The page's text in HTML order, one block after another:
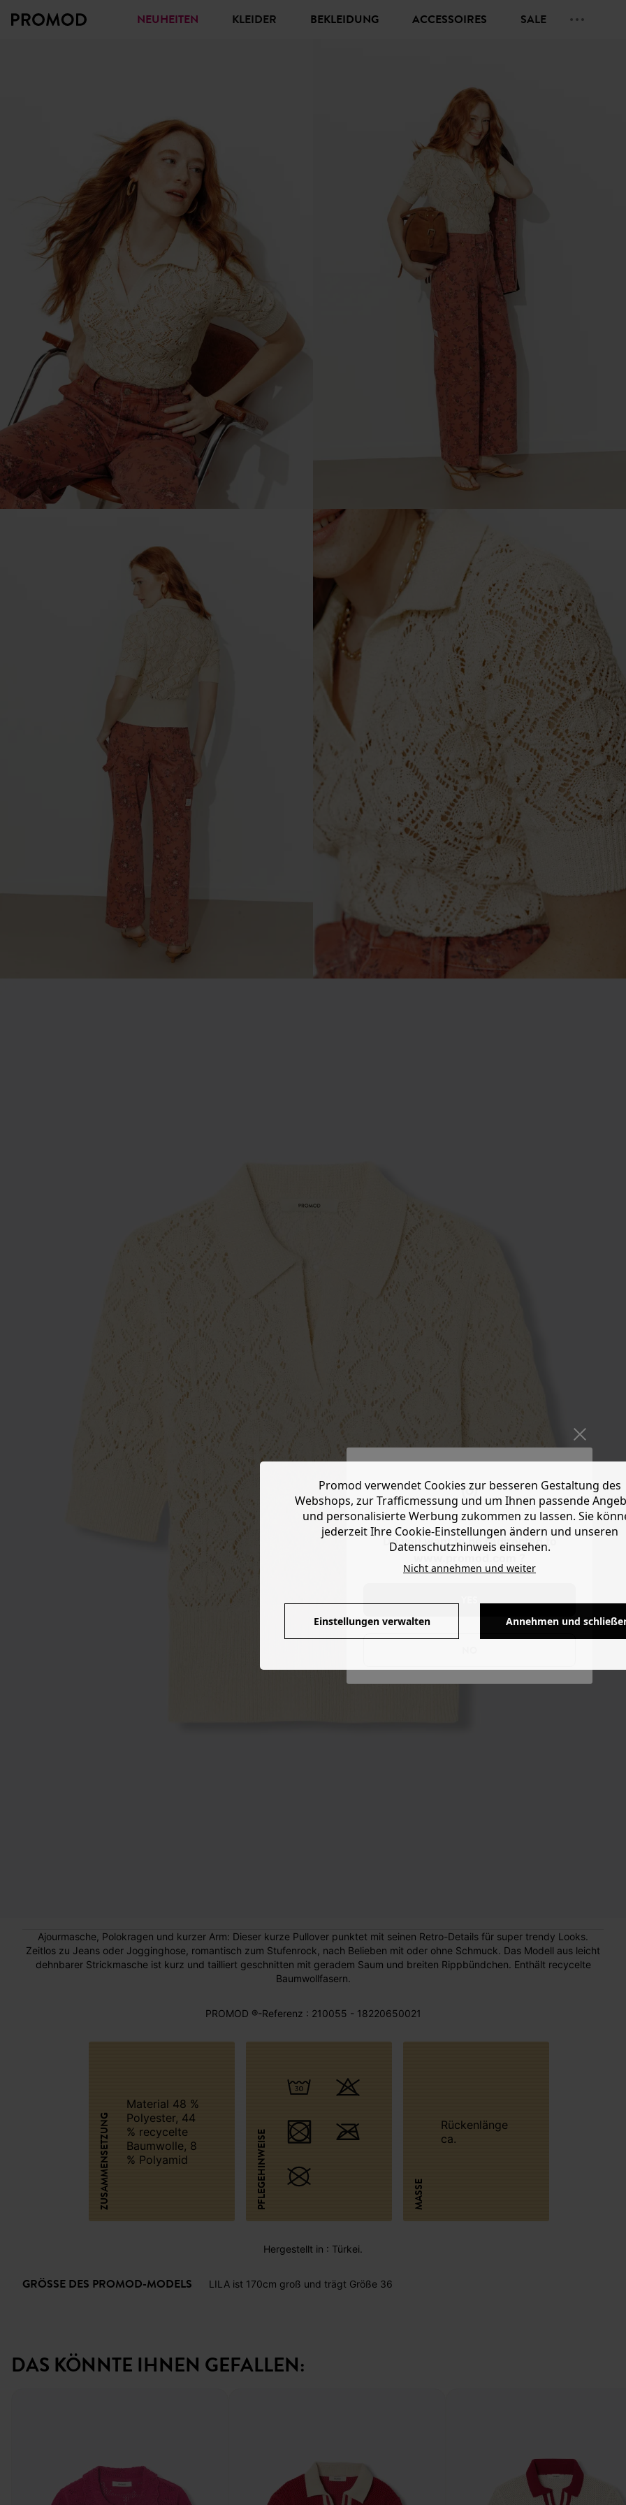
Do you want to be redirected to
NEUHEITEN KLEIDER BEKLEIDUNG ACCESSOIRES SALE
Ajourmasche, Polokragen und kurzer Arm: Dieser kurze Pullover punktet mit seinen Retro-Details für super trendy Looks.
Zeitlos zu Jeans oder Jogginghose, romantisch zum Stufenrock, nach Belieben mit oder ohne Schmuck. Das Modell aus leicht
dehnbarer Strickmasche ist kurz und tailliert geschnitten mit geradem Saum und breiten Rippbündchen. Enthält recycelte
Baumwollfasern.
PROMOD ®-Referenz : 210055 - 18220650021
ZUSAMMENSETZUNG
Material 48 %
Polyester, 44
% recycelte
Baumwolle, 8
% Polyamid
PFLEGEHINWEISE MASSE
Rückenlänge
ca.
Hergestellt in : Türkei.
GRÖSSE DES PROMOD-MODELS LILA ist 170cm groß und trägt Größe 36
DAS KÖNNTE IHNEN GEFALLEN:
Promod verwendet Cookies zur besseren Gestaltung des
Webshops, zur Trafficmessung und um Ihnen passende
und personalisierte Werbung zukommen zu lassen. Sie
jederzeit Ihre Cookie-Einstellungen ändern und unseren
Datenschutzhinweis einsehen.
Nicht annehmen und weiter
Einstellungen verwalten Annehmen und